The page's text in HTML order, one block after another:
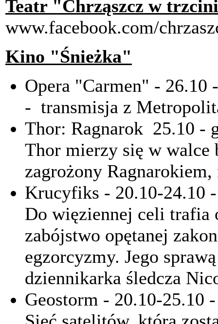
Teatr "Chrząszcz w
www.facebook.com/
Kino "Śnieżka"
Opera "Carmen" - 26.10
- transmisja z
Thor: Ragnarok 25.10 -
Thor mierzy się w walce
zagrożony
Krucyfiks - 20.10-24.10
Do więziennej celi trafia
zabójstwo opętanej
egzorcyzmy. Jego
dziennikarka śledcza
Geostorm - 20.10-25.10